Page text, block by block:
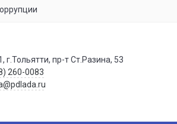
г.Тольятти, пр-т Ст.Разина, 53
260-0083